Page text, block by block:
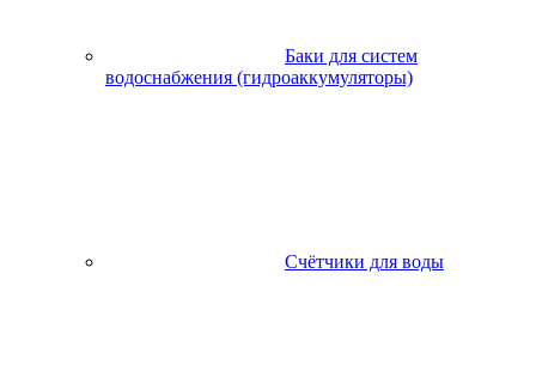
Баки для систем
водоснабжения (гидроаккумуляторы)
Счётчики для воды